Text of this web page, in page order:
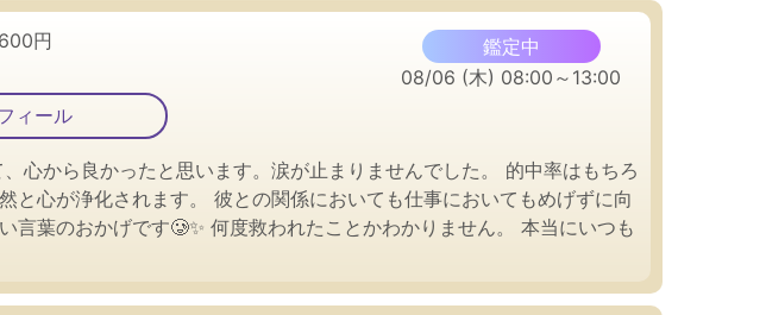
鑑定中
08/06 (木) 08:00～13:00
円
ィール
から良かったと思います。涙が止まりませんでした。 的中率はもちろ
心が浄化されます。 彼との関係においても仕事においてもめげずに向
葉のおかげです🥲✨ 何度救われたことかわかりません。 本当にいつも